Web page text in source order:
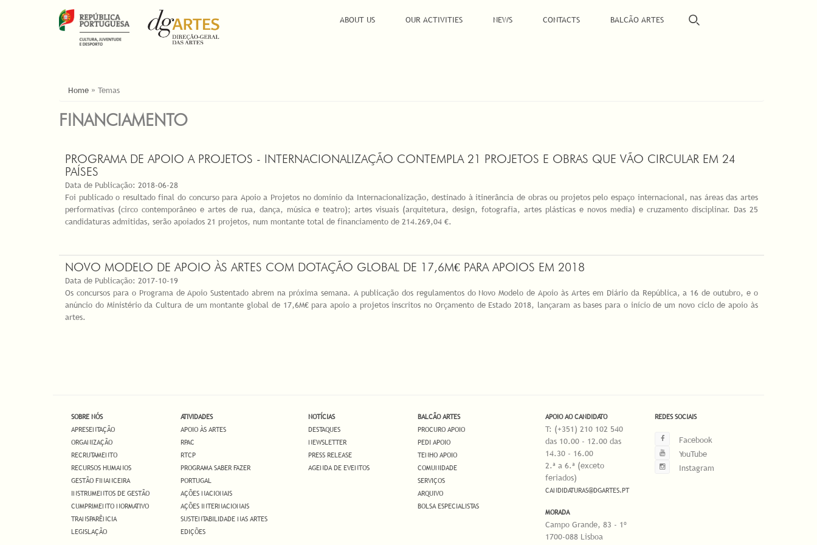
ABOUT US OUR ACTIVITIES NEWS CONTACTS BALCÃO ARTES
YOU ARE HERE
Home » Temas
FINANCIAMENTO
PROGRAMA DE APOIO A PROJETOS - INTERNACIONALIZAÇÃO CONTEMPLA 21 PROJETOS E OBRAS QUE VÃO CIRCULAR EM 24
PAÍSES
Data de Publicação: 2018-06-28
Foi publicado o resultado final do concurso para Apoio a Projetos no domínio da Internacionalização, destinado à itinerância de obras ou projetos pelo espaço internacional, nas áreas das artes
performativas (circo contemporâneo e artes de rua, dança, música e teatro); artes visuais (arquitetura, design, fotografia, artes plásticas e novos media) e cruzamento disciplinar. Das 25
candidaturas admitidas, serão apoiados 21 projetos, num montante total de financiamento de 214.269,04 €.
NOVO MODELO DE APOIO ÀS ARTES COM DOTAÇÃO GLOBAL DE 17,6M€ PARA APOIOS EM 2018
Data de Publicação: 2017-10-19
Os concursos para o Programa de Apoio Sustentado abrem na próxima semana. A publicação dos regulamentos do Novo Modelo de Apoio às Artes em Diário da República, a 16 de outubro, e o
anúncio do Ministério da Cultura de um montante global de 17,6M€ para apoio a projetos inscritos no Orçamento de Estado 2018, lançaram as bases para o início de um novo ciclo de apoio às
artes.
SOBRE NÓS
APRESENTAÇÃO
ORGANIZAÇÃO
RECRUTAMENTO
RECURSOS HUMANOS
GESTÃO FINANCEIRA
INSTRUMENTOS DE GESTÃO
CUMPRIMENTO NORMATIVO
TRANSPARÊNCIA
LEGISLAÇÃO
ATIVIDADES
APOIO ÀS ARTES
RPAC
RTCP
PROGRAMA SABER FAZER
PORTUGAL
AÇÕES NACIONAIS
AÇÕES INTERNACIONAIS
SUSTENTABILIDADE NAS ARTES
EDIÇÕES
NOTÍCIAS
DESTAQUES
NEWSLETTER
PRESS RELEASE
AGENDA DE EVENTOS
BALCÃO ARTES
PROCURO APOIO
PEDI APOIO
TENHO APOIO
COMUNIDADE
SERVIÇOS
ARQUIVO
BOLSA ESPECIALISTAS
APOIO AO CANDIDATO
T: (+351) 210 102 540
das 10.00 - 12.00 das
14.30 - 16.00
2.ª a 6.ª (exceto
feriados)
CANDIDATURAS@DGARTES.PT
MORADA
Campo Grande, 83 - 1º
1700-088 Lisboa
REDES SOCIAIS
Facebook
YouTube
Instagram